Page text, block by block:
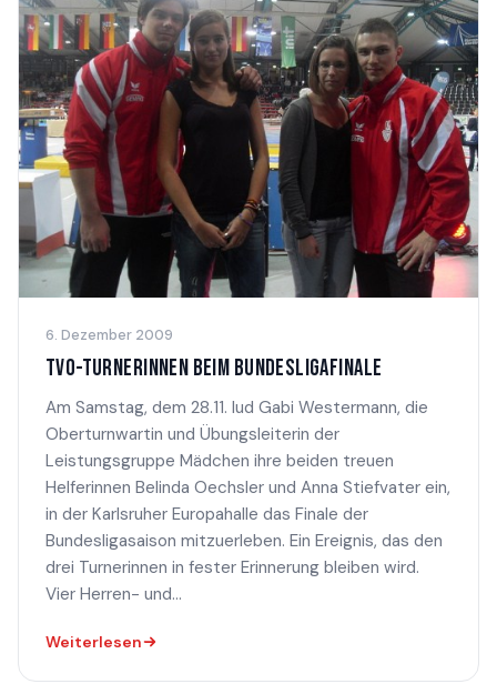
6. Dezember 2009
TVO-TURNERINNEN BEIM BUNDESLIGAFINALE
Am Samstag, dem 28.11. lud Gabi Westermann, die
Oberturnwartin und Übungsleiterin der
Leistungsgruppe Mädchen ihre beiden treuen
Helferinnen Belinda Oechsler und Anna Stiefvater ein,
in der Karlsruher Europahalle das Finale der
Bundesligasaison mitzuerleben. Ein Ereignis, das den
drei Turnerinnen in fester Erinnerung bleiben wird.
Vier Herren- und...
Weiterlesen